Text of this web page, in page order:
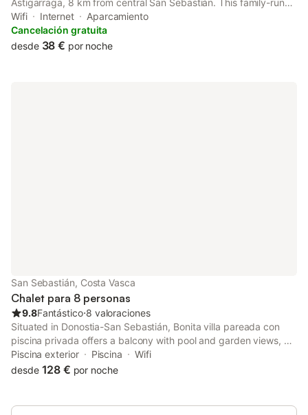
Astigarraga, 8 km from central San Sebastián. This family-run
country house has a garden and terrace with fantastic
mountains views.
Wifi Internet
Aparcamiento
Cancelación gratuita
desde 38 € por noche
San Sebastián, Costa Vasca
Chalet para 8 personas
9.8Fantástico⋅8 valoraciones
Situated in Donostia-San Sebastián, Bonita villa pareada con
piscina privada offers a balcony with pool and garden views, as
well as a seasonal outdoor pool, solarium and open-air bath.
Piscina exterior Piscina
Wifi
desde 128 € por noche